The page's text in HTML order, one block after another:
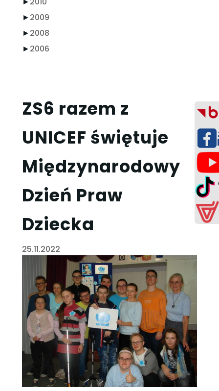
►2009
►2008
►2006
ZS6 razem z
UNICEF świętuje
Międzynarodowy
Dzień Praw
Dziecka
25.11.2022